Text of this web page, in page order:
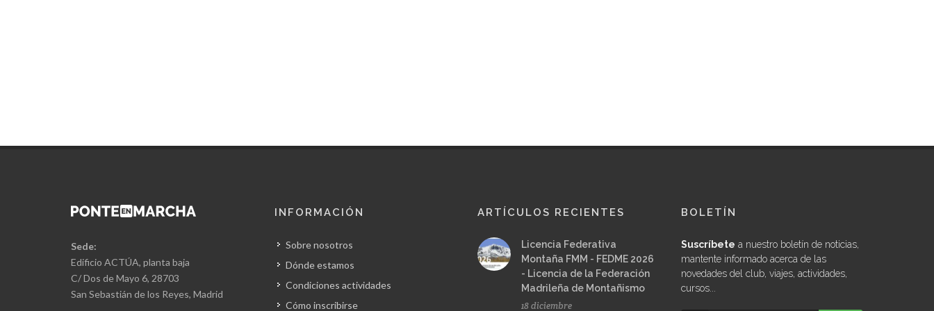
Sede:
Edificio ACTÚA, planta baja
C/ Dos de Mayo 6, 28703
San Sebastián de los Reyes, Madrid
INFORMACIÓN
Sobre nosotros
Dónde estamos
Condiciones actividades
Cómo inscribirse
ARTÍCULOS RECIENTES
Licencia Federativa
Montaña FMM - FEDME 2026
- Licencia de la Federación
Madrileña de Montañismo
18 diciembre
BOLETÍN
Suscríbete a nuestro boletín de noticias,
mantente informado acerca de las
novedades del club, viajes, actividades,
cursos...